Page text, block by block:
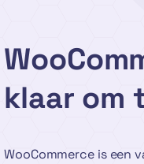
klaar om
WooCommerce is een